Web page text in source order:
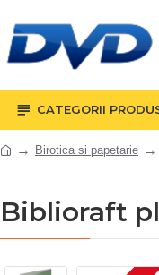
CATEGORII
Birotica si papetarie
Biblioraft